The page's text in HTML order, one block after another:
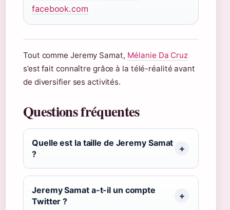
facebook.com
Tout comme Jeremy Samat, Mélanie Da Cruz
s’est fait connaître grâce à la télé-réalité avant
de diversifier ses activités.
Questions fréquentes
Quelle est la taille de Jeremy Samat
?
Jeremy Samat a-t-il un compte
Twitter ?